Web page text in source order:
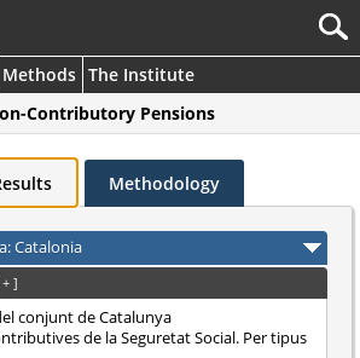
Methods The Institute
Contributory Pensions
Methodology
Catalonia
+ ]
conjunt de Catalunya
de la Seguretat Social. Per tipus